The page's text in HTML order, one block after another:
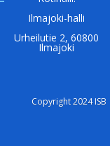
Ilmajoki-halli
Urheilutie 2, 60800
Ilmajoki
Copyright 2024 ISB